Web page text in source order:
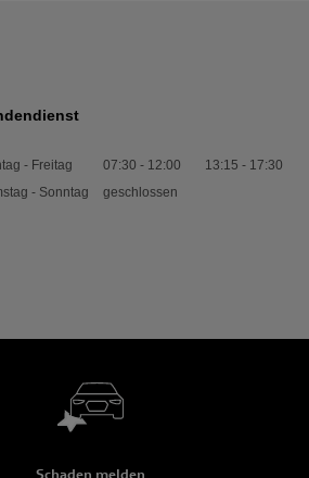
- Freitag 07:30 - 12:00 13:15 - 17:30
- Sonntag
geschlossen
Schaden melden